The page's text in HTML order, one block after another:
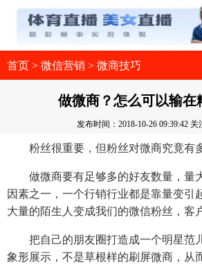
首页 > 微信营销 > 微商技巧
做微商？怎么可以输在
发布时间：2018-10-26 09:39:42 关
粉丝很重要，但粉丝对微商究竟有
做微商要有足够多的好友数量，量
因素之一，一个行销行业都是靠量变引
大量的陌生人变成我们的微信粉丝，客
把自己的朋友圈打造成一个明星范
象形展示，不是草根样的刷屏微商，从